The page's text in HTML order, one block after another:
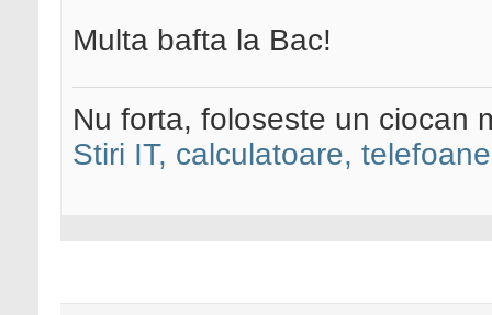
Multa bafta la Bac!
Nu forta, foloseste un ciocan
Stiri IT, calculatoare, telefoane